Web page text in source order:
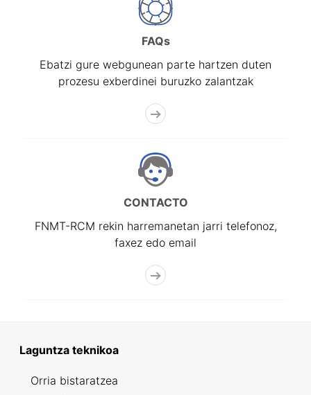
FAQs
Ebatzi gure webgunean parte hartzen duten
prozesu exberdinei buruzko zalantzak
CONTACTO
FNMT-RCM rekin harremanetan jarri telefonoz,
faxez edo email
Laguntza teknikoa
Orria bistaratzea